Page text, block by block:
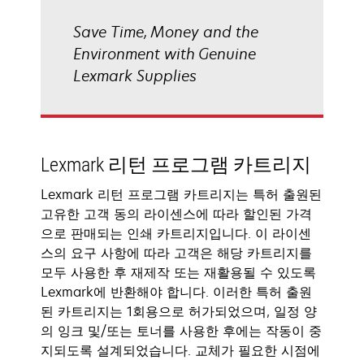
Save Time, Money and the
Environment with Genuine
Lexmark Supplies
Lexmark 리턴 프로그램 카트리지
Lexmark 리턴 프로그램 카트리지는 특허 출원된
고유한 고객 동의 라이센스에 따라 할인된 가격
으로 판매되는 인쇄 카트리지입니다. 이 라이센
스의 요구 사항에 따라 고객은 해당 카트리지를
모두 사용한 후 재제작 또는 재활용될 수 있도록
Lexmark에 반환해야 합니다. 이러한 특허 출원
된 카트리지는 1회용으로 허가되었으며, 일정 양
의 잉크 및/또는 토너를 사용한 후에는 작동이 중
지되도록 설계되었습니다. 교체가 필요한 시점에